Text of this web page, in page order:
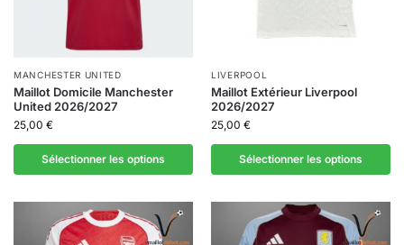
MANCHESTER UNITED
Maillot Domicile Manchester
United 2026/2027
25,00 €
Sélectionner les options
LIVERPOOL
Maillot Extérieur Liverpool
2026/2027
25,00 €
Sélectionner les options